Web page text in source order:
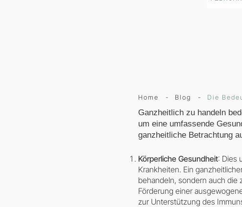
Home - Blog - Die
Ganzheitlich zu handeln
um eine umfassende
ganzheitliche Betrachtung
Körperliche Gesundheit: Dies
Krankheiten. Ein
behandeln, sondern auch
Förderung einer
zur Unterstützung des